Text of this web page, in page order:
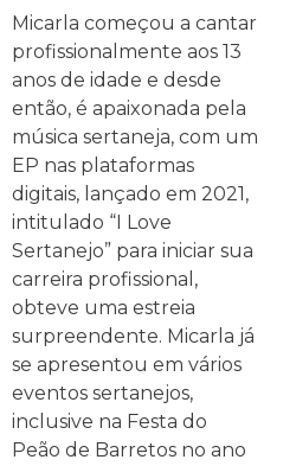
Micarla começou a cantar
profissionalmente aos 13
anos de idade e desde
então, é apaixonada pela
música sertaneja, com um
EP nas plataformas
digitais, lançado em 2021,
intitulado “I Love
Sertanejo” para iniciar sua
carreira profissional,
obteve uma estreia
surpreendente. Micarla já
se apresentou em vários
eventos sertanejos,
inclusive na Festa do
Peão de Barretos no ano